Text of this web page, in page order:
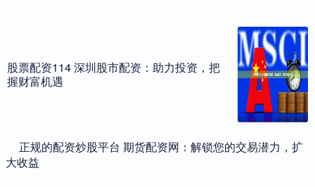
股票配资114 深圳股市配资：助力投资，把
握财富机遇
​正规的配资炒股平台 期货配资网：解锁您的交易潜力，扩
大收益